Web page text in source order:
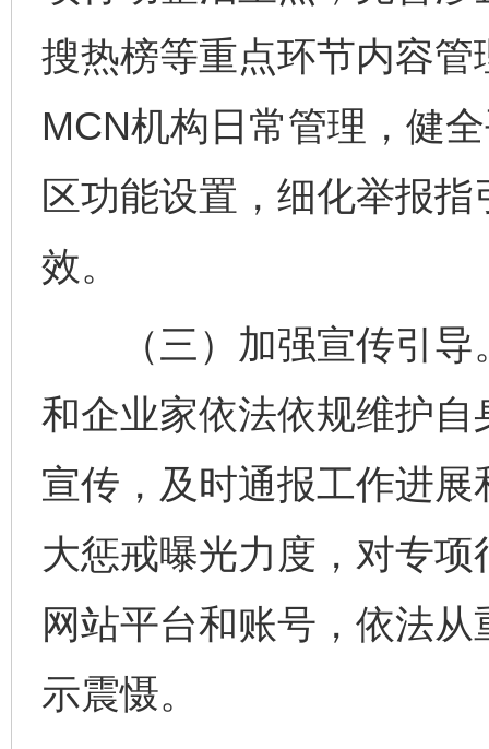
搜热榜等重点环节内容
MCN机构日常管理，健
区功能设置，细化举报
效。
（三）加强宣传引导
和企业家依法依规维护
宣传，及时通报工作进
大惩戒曝光力度，对专
网站平台和账号，依法
示震慑。
完善运行机制助力责任有效落实 一纸欠